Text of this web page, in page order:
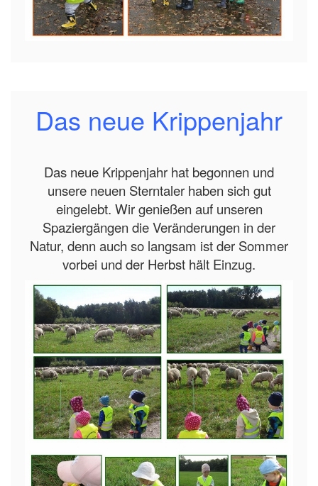
Das neue Krippenjahr
Das neue Krippenjahr hat begonnen und
unsere neuen Sterntaler haben sich gut
eingelebt. Wir genießen auf unseren
Spaziergängen die Veränderungen in der
Natur, denn auch so langsam ist der Sommer
vorbei und der Herbst hält Einzug.